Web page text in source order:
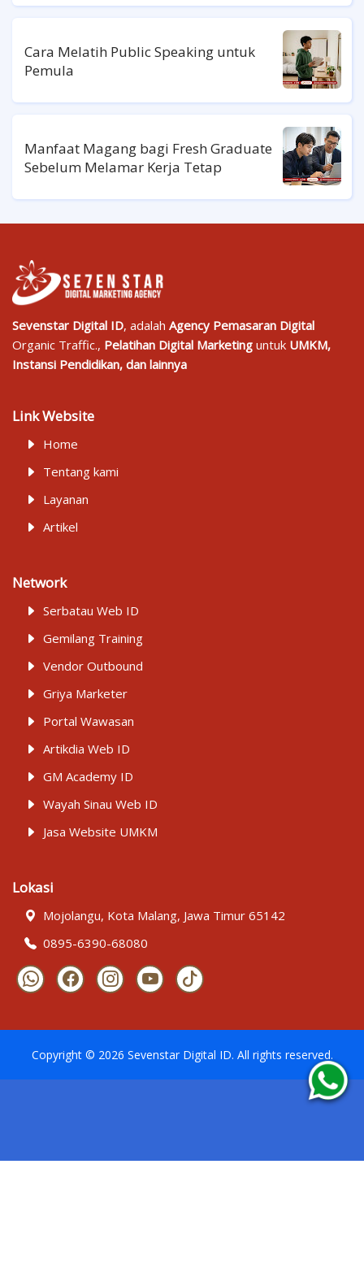
Cara Melatih Public Speaking untuk
Pemula
Manfaat Magang bagi Fresh Graduate
Sebelum Melamar Kerja Tetap
Sevenstar Digital ID, adalah Agency Pemasaran Digital
Organic Traffic., Pelatihan Digital Marketing untuk UMKM,
Instansi Pendidikan, dan lainnya
Link Website
Home
Tentang kami
Layanan
Artikel
Network
Serbatau Web ID
Gemilang Training
Vendor Outbound
Griya Marketer
Portal Wawasan
Artikdia Web ID
GM Academy ID
Wayah Sinau Web ID
Jasa Website UMKM
Lokasi
Mojolangu, Kota Malang, Jawa Timur 65142
0895-6390-68080
Copyright © 2026 Sevenstar Digital ID. All rights reserved.